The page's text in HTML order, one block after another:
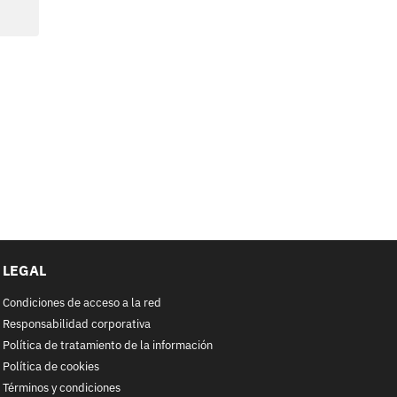
LEGAL
Condiciones de acceso a la red
Responsabilidad corporativa
Política de tratamiento de la información
Política de cookies
Términos y condiciones